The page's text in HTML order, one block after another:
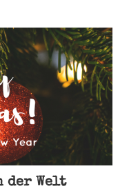
der Welt